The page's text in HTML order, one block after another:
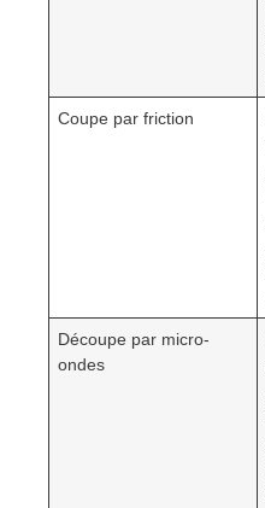
Coupe par friction
Découpe par micro-
ondes